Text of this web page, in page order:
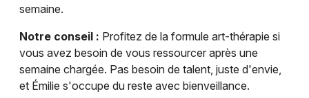
semaine.
Notre conseil : Profitez de la formule art-thérapie si
vous avez besoin de vous ressourcer après une
semaine chargée. Pas besoin de talent, juste d'envie,
et Émilie s'occupe du reste avec bienveillance.